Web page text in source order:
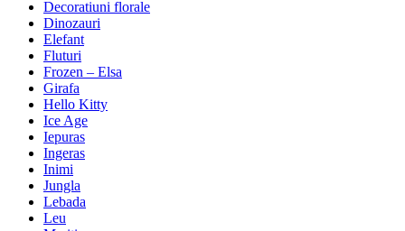
Decoratiuni florale
Dinozauri
Elefant
Fluturi
Frozen – Elsa
Girafa
Hello Kitty
Ice Age
Iepuras
Ingeras
Inimi
Jungla
Lebada
Leu